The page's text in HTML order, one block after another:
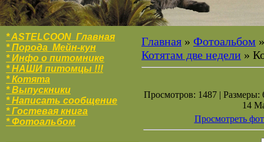
* ASTELCOON Главная
* Порода Мейн-кун
* Инфо о питомнике
* НАШИ питомцы !!!
* Котята
* Выпускники
* Написать сообщение
* Гостевая книга
* Фотоальбом
Главная » Фотоальбом
Котятам две недели »
Просмотров: 1487 | Размеры:
14
Просмотреть